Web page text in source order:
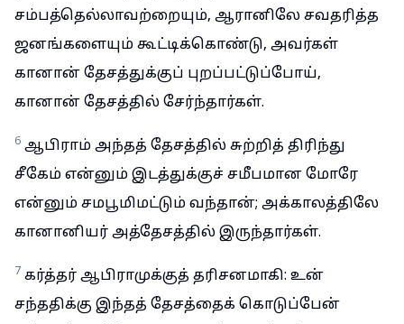
சம்பத்தெல்லாவற்றையும், ஆரானிலே சவதரித்த
ஜனங்களையும் கூட்டிக்கொண்டு, அவர்கள்
கானான் தேசத்துக்குப் புறப்பட்டுப்போய்,
கானான் தேசத்தில் சேர்ந்தார்கள்.
6 ஆபிராம் அந்தத் தேசத்தில் சுற்றித் திரிந்து
சீகேம் என்னும் இடத்துக்குச் சமீபமான மோரே
என்னும் சமபூமிமட்டும் வந்தான்; அக்காலத்திலே
கானானியர் அத்தேசத்தில் இருந்தார்கள்.
7 கர்த்தர் ஆபிராமுக்குத் தரிசனமாகி: உன்
சந்ததிக்கு இந்தத் தேசத்தைக் கொடுப்பேன்